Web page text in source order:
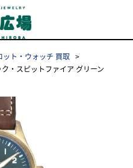
ット・ウォッチ 買取
・スピットファイア グリーン